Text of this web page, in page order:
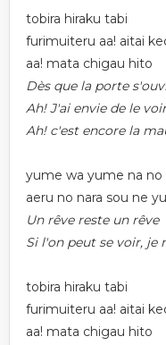
tobira hiraku tabi
furimuiteru aa! aitai
aa! mata chigau hito
Dès que la porte
Ah! J'ai envie de le
Ah! c'est encore la
yume wa yume na no
aeru no nara sou ne
Un rêve reste un rêve
Si l'on peut se voir, je
tobira hiraku tabi
furimuiteru aa! aitai
aa! mata chigau hito